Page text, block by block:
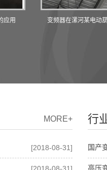
变频器在漯河某电动葫芦上
MORE+
[2018-08-31]
行
国产
高压